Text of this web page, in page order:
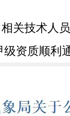
关技术人
级资质顺利